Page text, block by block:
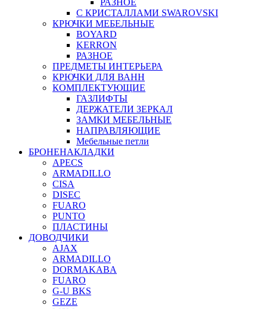
С КРИСТАЛЛАМИ SWAROVSKI
КРЮЧКИ МЕБЕЛЬНЫЕ
BOYARD
KERRON
РАЗНОЕ
ПРЕДМЕТЫ ИНТЕРЬЕРА
КРЮЧКИ ДЛЯ ВАНН
КОМПЛЕКТУЮЩИЕ
ГАЗЛИФТЫ
ДЕРЖАТЕЛИ ЗЕРКАЛ
ЗАМКИ МЕБЕЛЬНЫЕ
НАПРАВЛЯЮЩИЕ
Мебельные петли
БРОНЕНАКЛАДКИ
APECS
ARMADILLO
CISA
DISEC
FUARO
PUNTO
ПЛАСТИНЫ
ДОВОДЧИКИ
AJAX
ARMADILLO
DORMAKABA
FUARO
G-U BKS
GEZE